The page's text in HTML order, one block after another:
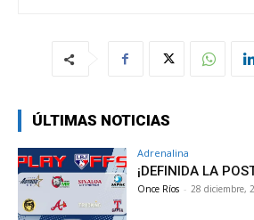
ÚLTIMAS NOTICIAS
Adrenalina
¡DEFINIDA LA
Once Ríos - 28 diciembre,